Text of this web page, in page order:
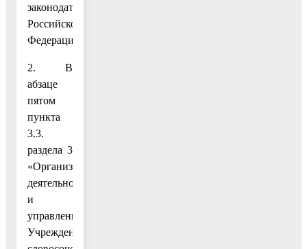
законодательством
Российской
Федерации.».
2. В
абзаце
пятом
пункта
3.3.
раздела 3
«Организация
деятельности
и
управление
Учреждением»